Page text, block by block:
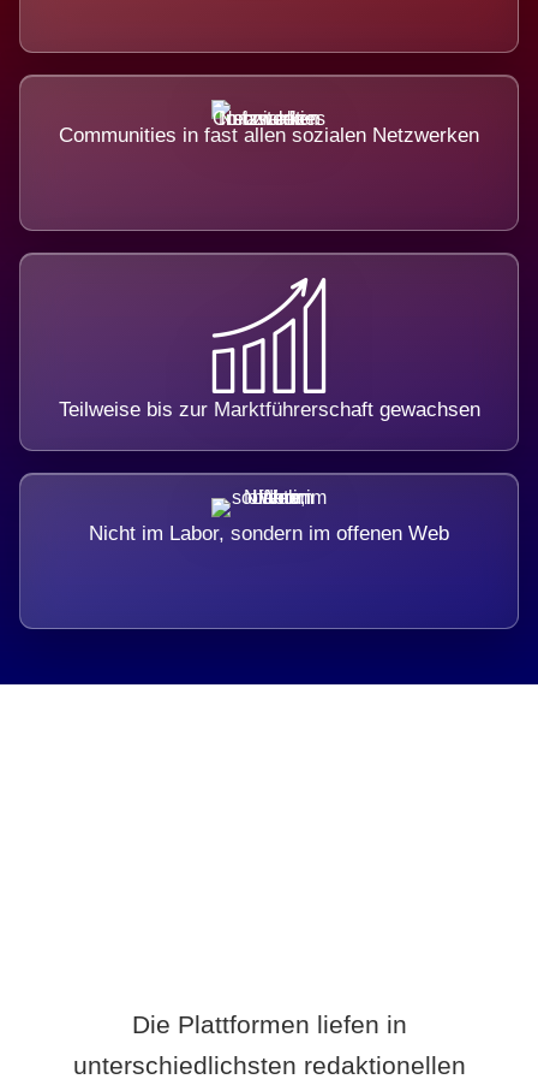
Communities in fast allen sozialen Netzwerken
Teilweise bis zur Marktführerschaft gewachsen
Nicht im Labor, sondern im offenen Web
Die Plattformen liefen in
unterschiedlichsten redaktionellen